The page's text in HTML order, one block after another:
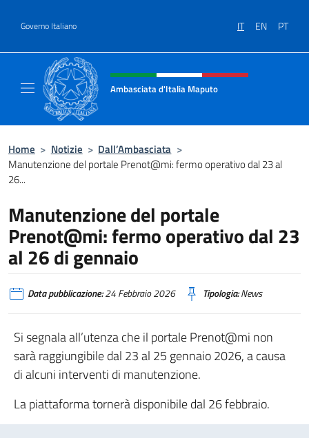
Governo Italiano IT EN PT
Intestazione sito, social e menù
Ambasciata d'Italia Maputo
Home > Notizie > Dall’Ambasciata >
Manutenzione del portale Prenot@mi: fermo operativo dal 23 al
26...
Manutenzione del portale
Prenot@mi: fermo operativo dal 23
al 26 di gennaio
Data pubblicazione:24 Febbraio 2026 Tipologia:News
Si segnala all’utenza che il portale Prenot@mi non
sarà raggiungibile dal 23 al 25 gennaio 2026, a causa
di alcuni interventi di manutenzione.
La piattaforma tornerà disponibile dal 26 febbraio.